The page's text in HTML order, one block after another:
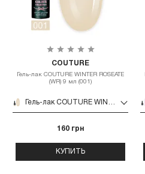
COUTURE
Гель-лак COUTURE WINTER ROSEATE
(WR) 9 мл (001)
160 грн
КУПИТЬ